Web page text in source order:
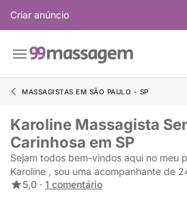
Criar anúncio
MASSAGISTAS EM SÃO PAULO - SP
Karoline Massagista
Carinhosa em SP
Sejam todos bem-vindos aqui no meu
Karoline , sou uma acompanhante de
5,0 · 1 comentário